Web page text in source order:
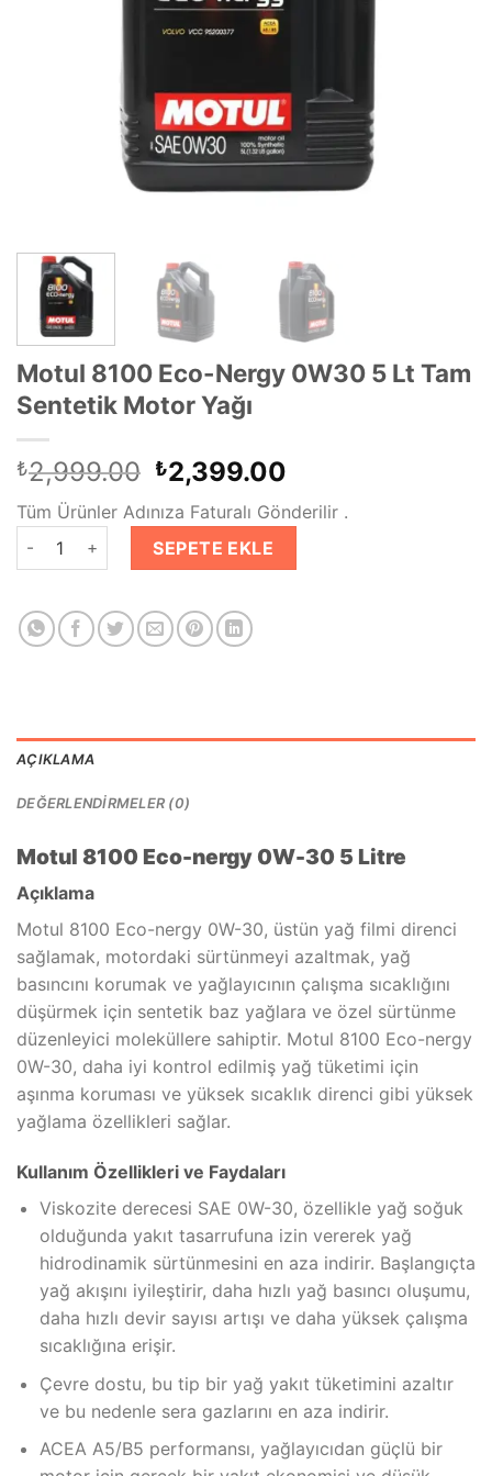
Motul 8100 Eco-Nergy 0W30 5 Lt Tam
Sentetik Motor Yağı
₺2,999.00 Orijinal
fiyat:
₺2,999.00.
₺2,399.00
andaki
fiyat:
Tüm Ürünler Adınıza Faturalı Gönderilir .
Motul 8100 Eco-Nergy 0W30 5 Lt Tam Sentetik Motor Yağı
SEPETE EKLE
AÇIKLAMA
DEĞERLENDIRMELER (0)
Motul 8100 Eco-nergy 0W-30 5 Litre
Açıklama
Motul 8100 Eco-nergy 0W-30, üstün yağ filmi direnci
sağlamak, motordaki sürtünmeyi azaltmak, yağ
basıncını korumak ve yağlayıcının çalışma sıcaklığını
düşürmek için sentetik baz yağlara ve özel sürtünme
düzenleyici moleküllere sahiptir. Motul 8100 Eco-nergy
0W-30, daha iyi kontrol edilmiş yağ tüketimi için
aşınma koruması ve yüksek sıcaklık direnci gibi yüksek
yağlama özellikleri sağlar.
Kullanım Özellikleri ve Faydaları
Viskozite derecesi SAE 0W-30, özellikle yağ soğuk
olduğunda yakıt tasarrufuna izin vererek yağ
hidrodinamik sürtünmesini en aza indirir. Başlangıçta
yağ akışını iyileştirir, daha hızlı yağ basıncı oluşumu,
daha hızlı devir sayısı artışı ve daha yüksek çalışma
sıcaklığına erişir.
Çevre dostu, bu tip bir yağ yakıt tüketimini azaltır
ve bu nedenle sera gazlarını en aza indirir.
ACEA A5/B5 performansı, yağlayıcıdan güçlü bir